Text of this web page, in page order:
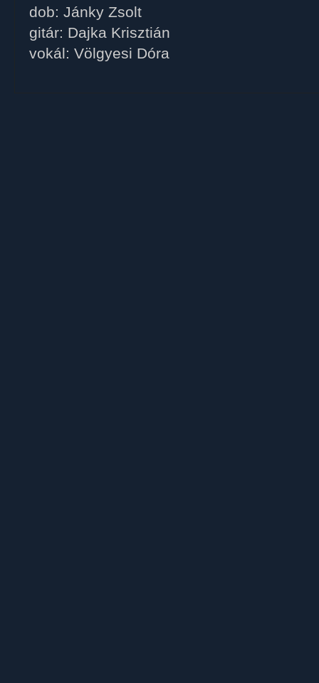
dob: Jánky Zsolt
gitár: Dajka Krisztián
vokál: Völgyesi Dóra